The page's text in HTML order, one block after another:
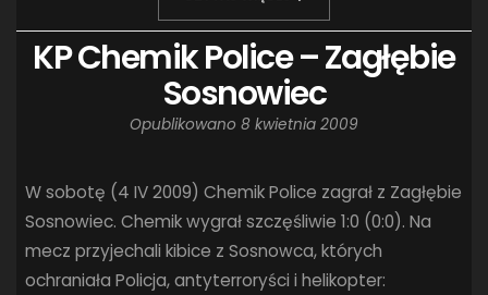
KP Chemik Police – Zagłębie
Sosnowiec
Opublikowano 8 kwietnia 2009
W sobotę (4 IV 2009) Chemik Police zagrał z Zagłębie
Sosnowiec. Chemik wygrał szczęśliwie 1:0 (0:0). Na
mecz przyjechali kibice z Sosnowca, których
ochraniała Policja, antyterroryści i helikopter: